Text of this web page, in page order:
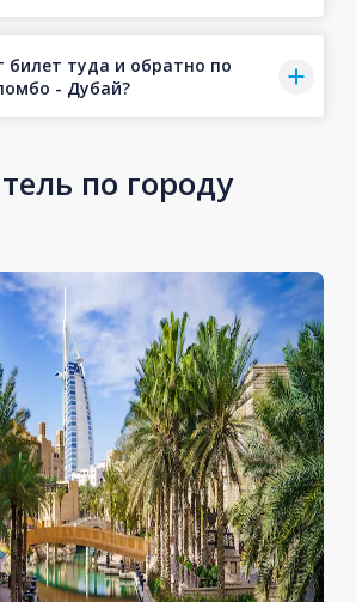
билет туда и обратно по
- Дубай?
по городу